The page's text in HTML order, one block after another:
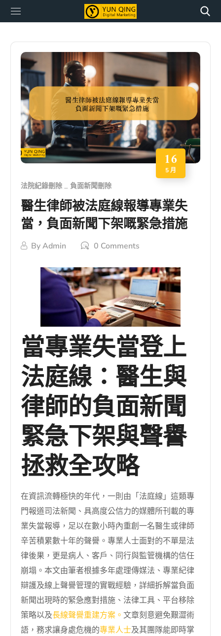
16
5 月
法院紀錄刪除 負面新聞刪除
醫生律師被法庭線報導專業失
當，負面新聞下架嘅緊急措施
ByAdmin 0 Comments
當專業失當登上
法庭線：醫生與
律師的負面新聞
緊急下架與聲譽
拯救全攻略
在資訊流轉極快的年代，一則由「法庭線」這類專
門報道司法新聞、具高度公信力的媒體所刊載的專
業失當報導，足以在數小時內重創一名醫生或律師
辛苦積累數十年的聲譽。專業人士面對的不單是法
律後果，更是病人、客戶、同行與監管機構的信任
崩塌。本文由筆者根據多年處理傳媒法、專業紀律
辯護及線上聲譽管理的實戰經驗，詳細拆解當負面
新聞出現時的緊急應對措施、法律工具、平台移除
策略以及長線聲譽重建方案。文章刻意避免艱澀術
語，務求讓身處危機的專業人士及其團隊能即時掌